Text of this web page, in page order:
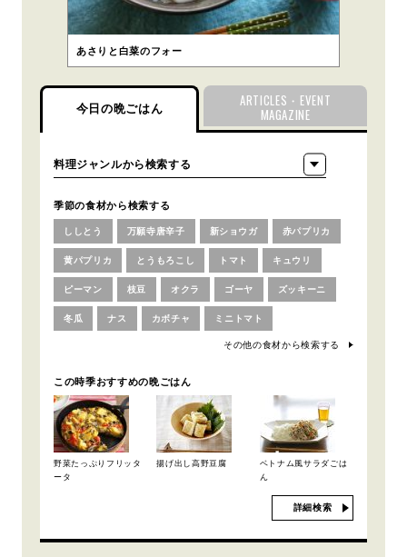
あさりと白菜のフォー
今日の晩ごはん
ARTICLES・EVENT
MAGAZINE
季節の食材から検索する
ししとう 万願寺唐辛子 新ショウガ 赤パプリカ
黄パプリカ とうもろこし トマト キュウリ
ピーマン 枝豆 オクラ ゴーヤ ズッキーニ
冬瓜 ナス カボチャ ミニトマト
その他の食材から検索する
この時季おすすめの晩ごはん
野菜たっぷりフリッタ
ータ
揚げ出し高野豆腐
ベトナム風サラダごは
ん
詳細検索